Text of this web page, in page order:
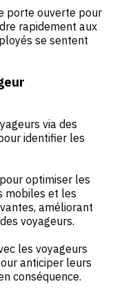
porte ouverte pour
rapidement aux
se sentent
via des
identifier les
pour optimiser les
mobiles et les
améliorant
voyageurs.
les voyageurs
anticiper leurs
conséquence.